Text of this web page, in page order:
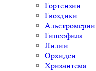
Гортензии
Гвоздики
Альстромерии
Гипсофила
Лилии
Орхидеи
Хризантема